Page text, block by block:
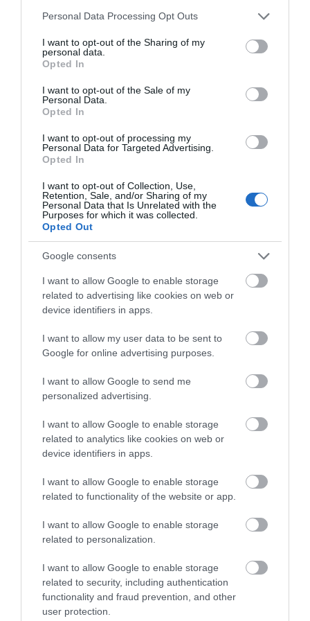
Please note that this website/app uses one or more Google
not limited to your visit or usage behaviour. You may click to
grant or deny consent to Google and its third-party tags to
use your data for below specified purposes in below Google
consent section.
Personal Data Processing Opt Outs
I want to opt-out of the Sharing of my
personal data.
Opted In
I want to opt-out of the Sale of my
Personal Data.
Opted In
I want to opt-out of processing my
Personal Data for Targeted Advertising.
Opted In
I want to opt-out of Collection, Use,
Retention, Sale, and/or Sharing of my
Personal Data that Is Unrelated with the
Purposes for which it was collected.
Opted Out
Google consents
I want to allow Google to enable storage
related to advertising like cookies on web or
device identifiers in apps.
I want to allow my user data to be sent to
Google for online advertising purposes.
I want to allow Google to send me
personalized advertising.
I want to allow Google to enable storage
related to analytics like cookies on web or
device identifiers in apps.
I want to allow Google to enable storage
related to functionality of the website or app.
I want to allow Google to enable storage
related to personalization.
I want to allow Google to enable storage
related to security, including authentication
functionality and fraud prevention, and other
user protection.
ΡΟΗ ΕΙΔΗΣΕΩΝ
Θρήνος σε όλη την Εύβοια για τον
επιχειρηματία που έφυγε απο
την ζωή
08.08.2026 | 16:20
Πάτρα: Θρήνος για μωράκι μόλις 8
ημερών – Νοσηλευόταν στη ΜΕΘ
Νεογνών
08.08.2026 | 16:00
Αρχίζουν τα έργα για το νέο
κλειστό γυμναστήριο στην Εύβοια
08.08.2026 | 15:40
μέτρα στήριξης για την εστίαση
ζητά η ΠΣτΕ
08.08.2026 | 15:20
Μεγάλη προσοχή στην Εύβοια:
Σπείρα ανοίγει επιχειρήσεις
χαρτοφυλάκιο έργων ΑΠΕ
08.08.2026 | 14:40
Σήμερα το μεγαλύτερο πανηγύρι
του καλοκαιριού στην Εύβοια
Συρροή πιστών σε αυτό το
Μοναστήρι της Εύβοιας!
08.08.2026 | 14:00
ΠΕΡΙΣΣΟΤΕΡΑ ΑΠΟ ΨΥΧΑΓΩΓΙΑ